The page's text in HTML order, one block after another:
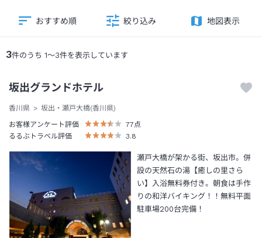
3件のうち 1～3件を表示しています
おすすめ順 絞り込み 地図表示
坂出グランドホテル
香川県
坂出・瀬戸大橋(香川県)
お客様アンケート評価
77 点
るるぶトラベル評価
3.8
瀬戸大橋が架かる街、坂出市。併
設の天然石の湯【癒しの里さら
い】入浴無料券付き。朝食は手作
りの和洋バイキング！！無料平面
駐車場200台完備！